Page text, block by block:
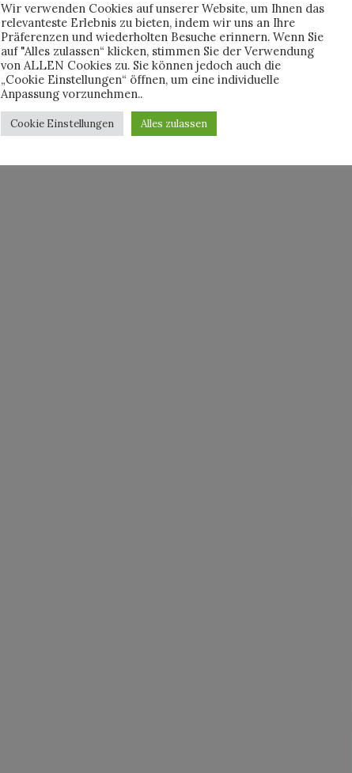
Wir verwenden Cookies auf unserer Website, um Ihnen das
relevanteste Erlebnis zu bieten, indem wir uns an Ihre
Präferenzen und wiederholten Besuche erinnern. Wenn Sie
auf "Alles zulassen“ klicken, stimmen Sie der Verwendung
von ALLEN Cookies zu. Sie können jedoch auch die
„Cookie Einstellungen“ öffnen, um eine individuelle
Anpassung vorzunehmen..
Cookie Einstellungen Alles zulassen